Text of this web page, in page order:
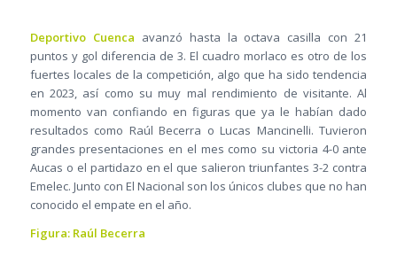
Deportivo Cuenca avanzó hasta la octava casilla con 21
puntos y gol diferencia de 3. El cuadro morlaco es otro de los
fuertes locales de la competición, algo que ha sido tendencia
en 2023, así como su muy mal rendimiento de visitante. Al
momento van confiando en figuras que ya le habían dado
resultados como Raúl Becerra o Lucas Mancinelli. Tuvieron
grandes presentaciones en el mes como su victoria 4-0 ante
Aucas o el partidazo en el que salieron triunfantes 3-2 contra
Emelec. Junto con El Nacional son los únicos clubes que no han
conocido el empate en el año.
Figura: Raúl Becerra